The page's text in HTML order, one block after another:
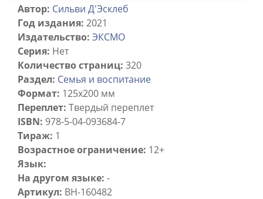
Автор: Сильви Д'Эсклеб
Год издания: 2021
Издательство: ЭКСМО
Серия: Нет
Количество страниц: 320
Раздел: Семья и воспитание
Формат: 125x200 мм
Переплет: Твердый переплет
ISBN: 978-5-04-093684-7
Тираж: 1
Возрастное ограничение: 12+
Язык:
На другом языке: -
Артикул: BH-160482